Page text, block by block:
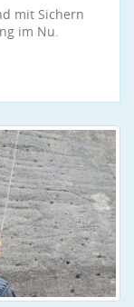
mit Sichern
im Nu.